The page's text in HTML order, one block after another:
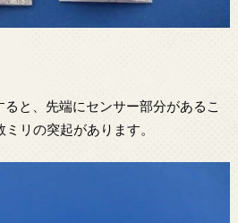
と、先端にセンサー部分があるこ
リの突起があります。